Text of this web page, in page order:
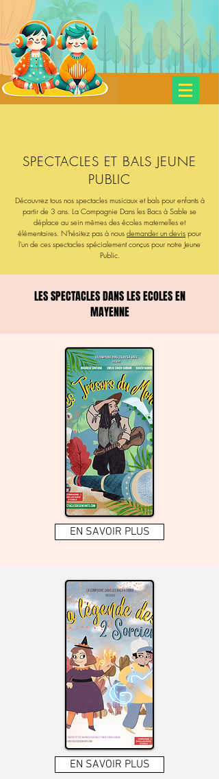
Cie Dans les Bacs à Sable
SPECTACLES ET BALS JEUNE
PUBLIC
Découvrez tous nos spectacles musicaux et bals pour enfants à
partir de 3 ans. La Compagnie Dans les Bacs à Sable se
déplace au sein mêmes des écoles maternelles et
élémentaires. N'hésitez pas à nous demander un devis pour
l'un de ces spectacles spécialement conçus pour notre Jeune
Public.
LES SPECTACLES DANS LES ECOLES EN
MAYENNE
EN SAVOIR PLUS
EN SAVOIR PLUS